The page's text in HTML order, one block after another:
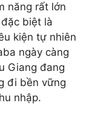
năng rất lớn
biệt là
kiện tự nhiên
ngày càng
Giang đang
đi bền vững
nhập.